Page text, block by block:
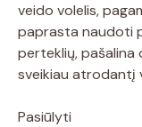
veido volelis,
paprasta naudoti
perteklių, pašalina
sveikiau atrodantį
Pasiūlyti